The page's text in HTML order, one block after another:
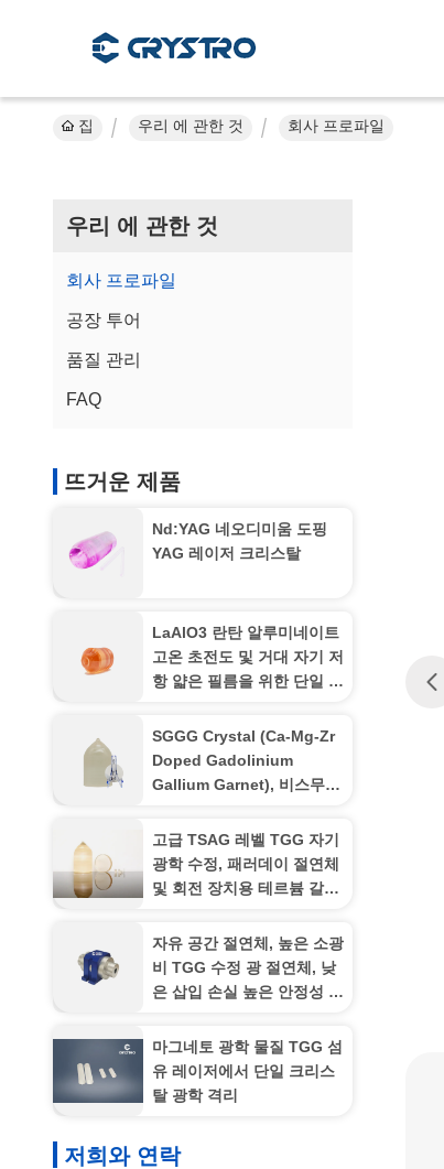
집 우리 에 관한 것 회사 프로파일
우리 에 관한 것
회사 프로파일
공장 투어
품질 관리
FAQ
뜨거운 제품
Nd:YAG 네오디미움 도핑
YAG 레이저 크리스탈
LaAlO3 란탄 알루미네이트
고온 초전도 및 거대 자기 저
항 얇은 필름을 위한 단일 크
SGGG Crystal (Ca-Mg-Zr
Doped Gadolinium
Gallium Garnet), 비스무트
장에 특별히 적용되는 전문
기판 소재
고급 TSAG 레벨 TGG 자기
광학 수정, 패러데이 절연체
및 회전 장치용 테르븀 갈륨
자유 공간 절연체, 높은 소광
비 TGG 수정 광 절연체, 낮
은 삽입 손실 높은 안정성 단
마그네토 광학 물질 TGG 섬
유 레이저에서 단일 크리스
탈 광학 격리
저희와 연락